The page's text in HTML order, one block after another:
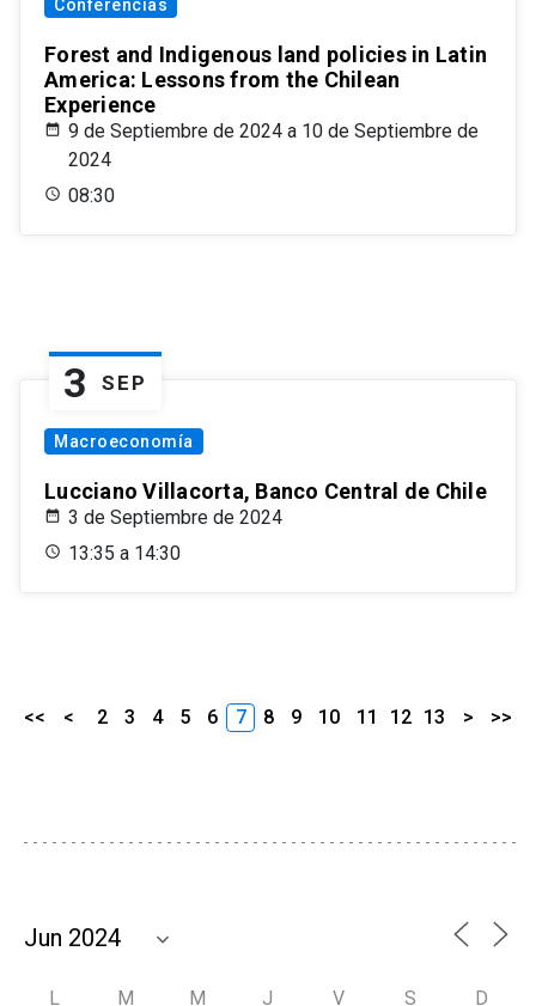
Conferencias
Forest and Indigenous land policies in Latin
America: Lessons from the Chilean
Experience
9 de Septiembre de 2024 a 10 de Septiembre de
2024
08:30
3 SEP
Macroeconomía
Lucciano Villacorta, Banco Central de Chile
3 de Septiembre de 2024
13:35 a 14:30
<< < 2 3 4 5 6 7 8 9 10 11 12 13 > >>
L M M J V S D